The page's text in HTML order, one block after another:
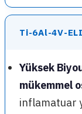
Ti-6Al-4V-
Yüksek
mükemmel
inflamatuar